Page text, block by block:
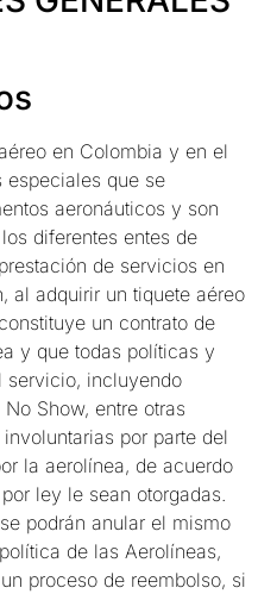
en Colombia y en el
especiales que se
aeronáuticos y son
diferentes entes de
de servicios en
al adquirir un tiquete aéreo
un contrato de
y que todas políticas y
servicio, incluyendo
Show, entre otras
por parte del
la aerolínea, de acuerdo
ley le sean otorgadas.
podrán anular el mismo
de las Aerolíneas,
proceso de reembolso, si